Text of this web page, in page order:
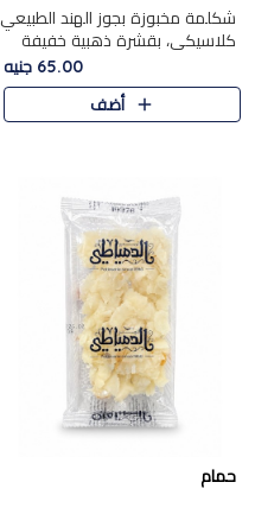
شكلمة مخبوزة بجوز الهند الطبيعي
كلاسيكي، بقشرة ذهبية خفيفة
وقلب طري رطب يذوب في الفم،
تمنحك المذاق الشرقي الحلو الأصيل
التقليدي في كل لقمة.
65.00 جنيه
أضف
حمام